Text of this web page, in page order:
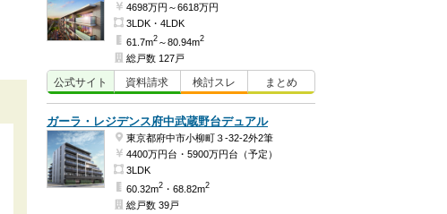
4698万円～6618万円
3LDK・4LDK
61.7m2 ～80.94m2
総戸数 127戸
公式サイト 資料請求 検討スレ まとめ
ガーラ・レジデンス府中武蔵野台デュアル
東京都府中市小柳町３-32-2外2筆
4400万円台・5900万円台（予定）
3LDK
60.32m2 ・68.82m2
総戸数 39戸